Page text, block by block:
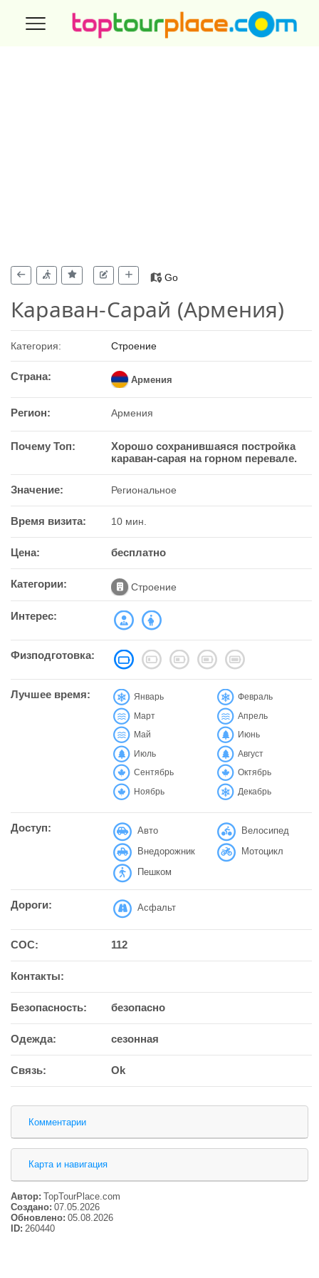
Go
Караван-Сарай (Армения)
Категория: Строение
Страна: Армения
Регион: Армения
Почему Топ:
Хорошо сохранившаяся постройка
караван-сарая на горном перевале.
Значение: Региональное
Время визита: 10 мин.
Цена: бесплатно
Категории: Строение
Интерес:
Физподготовка:
Лучшее время: Январь Февраль
Март Апрель
Май Июнь
Июль Август
Сентябрь Октябрь
Ноябрь Декабрь
Доступ: Авто
Велосипед
Внедорожник
Мотоцикл
Пешком
Дороги: Асфальт
СОС: 112
Контакты:
Безопасность: безопасно
Одежда: сезонная
Связь: Ok
Комментарии
Карта и навигация
Автор: TopTourPlace.com
Создано: 07.05.2026
Обновлено: 05.08.2026
ID: 260440